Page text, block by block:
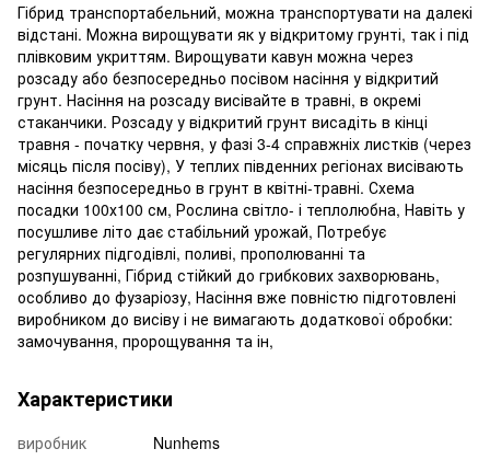
Гібрид транспортабельний, можна транспортувати на далекі
відстані. Можна вирощувати як у відкритому грунті, так і під
плівковим укриттям. Вирощувати кавун можна через
розсаду або безпосередньо посівом насіння у відкритий
грунт. Насіння на розсаду висівайте в травні, в окремі
стаканчики. Розсаду у відкритий грунт висадіть в кінці
травня - початку червня, у фазі 3-4 справжніх листків (через
місяць після посіву), У теплих південних регіонах висівають
насіння безпосередньо в грунт в квітні-травні. Схема
посадки 100х100 см, Рослина світло- і теплолюбна, Навіть у
посушливе літо дає стабільний урожай, Потребує
регулярних підгодівлі, поливі, прополюванні та
розпушуванні, Гібрид стійкий до грибкових захворювань,
особливо до фузаріозу, Насіння вже повністю підготовлені
виробником до висіву і не вимагають додаткової обробки:
замочування, пророщування та ін,
Характеристики
виробник
Nunhems